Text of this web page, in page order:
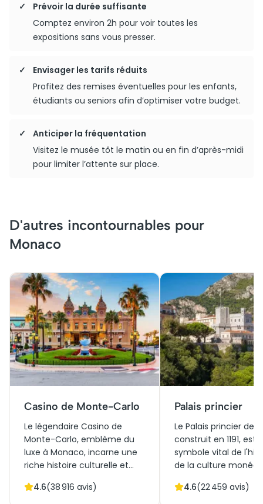
Prévoir la durée suffisante
Comptez environ 2h pour voir toutes les
expositions sans vous presser.
Envisager les tarifs réduits
Profitez des remises éventuelles pour les enfants,
étudiants ou seniors afin d’optimiser votre budget.
Anticiper la fréquentation
Visitez le musée tôt le matin ou en fin d’après-midi
pour limiter l’attente sur place.
D'autres incontournables pour
Monaco
Casino de Monte-Carlo
Le légendaire Casino de
Monte-Carlo, emblème du
luxe à Monaco, incarne une
riche histoire culturelle et
inauguration en 1863. Conçu
4.6(38 916 avis)
Palais princier
Le Palais princier de
construit en 1191, est
symbole vital de
de la culture
aujourd'hui la
4.6(22 459 avis)